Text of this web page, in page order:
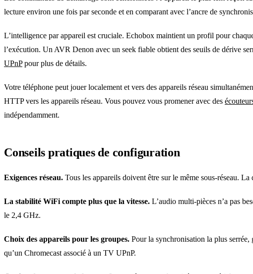
lecture environ une fois par seconde et en comparant avec l’ancre de
L’intelligence par appareil est cruciale. Echobox maintient un profil pour
l’exécution. Un AVR Denon avec un seek fiable obtient des seuils de dérive
UPnPpour plus de détails.
Votre téléphone peut jouer localement et vers des appareils réseau
HTTP vers les appareils réseau. Vous pouvez vous promener avec des
indépendamment.
Conseils pratiques de configuration
Exigences réseau. Tous les appareils doivent être sur le même sous-réseau.
La stabilité WiFi compte plus que la vitesse. L’audio multi-pièces n’a pas
le 2,4 GHz.
Choix des appareils pour les groupes. Pour la synchronisation la plus
qu’un Chromecast associé à un TV UPnP.